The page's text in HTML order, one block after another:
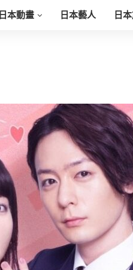
日本動畫 日本藝人 日